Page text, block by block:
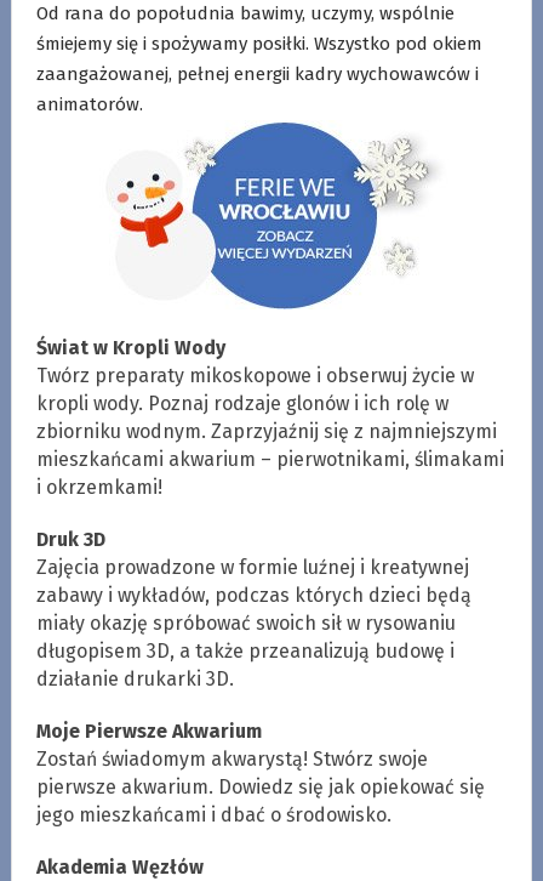
Od rana do popołudnia bawimy, uczymy, wspólnie
śmiejemy się i spożywamy posiłki. Wszystko pod okiem
zaangażowanej, pełnej energii kadry wychowawców i
animatorów.
Świat w Kropli Wody
Twórz preparaty mikoskopowe i obserwuj życie w
kropli wody. Poznaj rodzaje glonów i ich rolę w
zbiorniku wodnym. Zaprzyjaźnij się z najmniejszymi
mieszkańcami akwarium – pierwotnikami, ślimakami
i okrzemkami!
Druk 3D
Zajęcia prowadzone w formie luźnej i kreatywnej
zabawy i wykładów, podczas których dzieci będą
miały okazję spróbować swoich sił w rysowaniu
długopisem 3D, a także przeanalizują budowę i
działanie drukarki 3D.
Moje Pierwsze Akwarium
Zostań świadomym akwarystą! Stwórz swoje
pierwsze akwarium. Dowiedz się jak opiekować się
jego mieszkańcami i dbać o środowisko.
Akademia Węzłów